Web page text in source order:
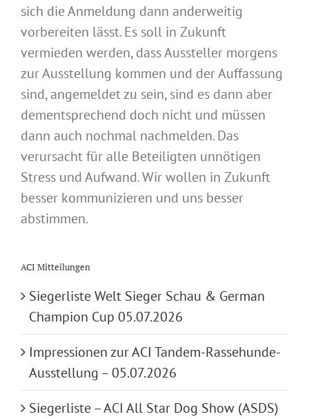
sich die Anmeldung dann anderweitig
vorbereiten lässt. Es soll in Zukunft
vermieden werden, dass Aussteller morgens
zur Ausstellung kommen und der Auffassung
sind, angemeldet zu sein, sind es dann aber
dementsprechend doch nicht und müssen
dann auch nochmal nachmelden. Das
verursacht für alle Beteiligten unnötigen
Stress und Aufwand. Wir wollen in Zukunft
besser kommunizieren und uns besser
abstimmen.
ACI Mitteilungen
Siegerliste Welt Sieger Schau & German
Champion Cup 05.07.2026
Impressionen zur ACI Tandem-Rassehunde-
Ausstellung – 05.07.2026
Siegerliste – ACI All Star Dog Show (ASDS)